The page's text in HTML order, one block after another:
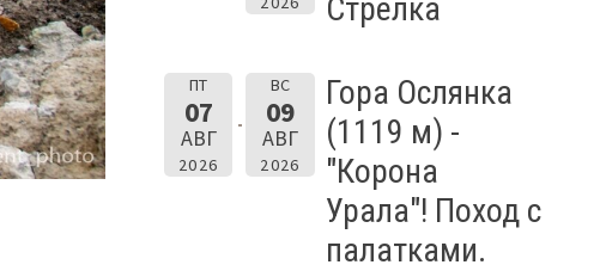
Стрелка
ПТ
07
АВГ
2026
ВС
09
АВГ
2026
Гора Ослянка
(1119 м) -
"Корона
Урала"! Поход с
палатками.